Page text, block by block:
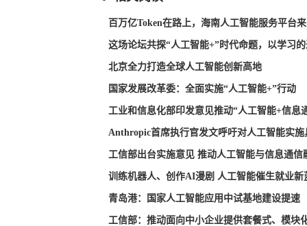
百万亿Token在路上，海南人工智能服务平台
这场论坛共探“人工智能+”时代命题，以学习
北京全力打造全球人工智能创新高地
国家发展改革委：全面实施“人工智能+”行动
工业和信息化部印发意见推动“人工智能+信息
Anthropic首席执行官发文呼吁对人工智能实
工信部出台实施意见 推动人工智能与信息通信
训练机器人、创作AI漫剧 人工智能催生就业新
青岛港：国家人工智能应用中试基地建设提速
工信部：推动面向中小企业提供套餐式、模块